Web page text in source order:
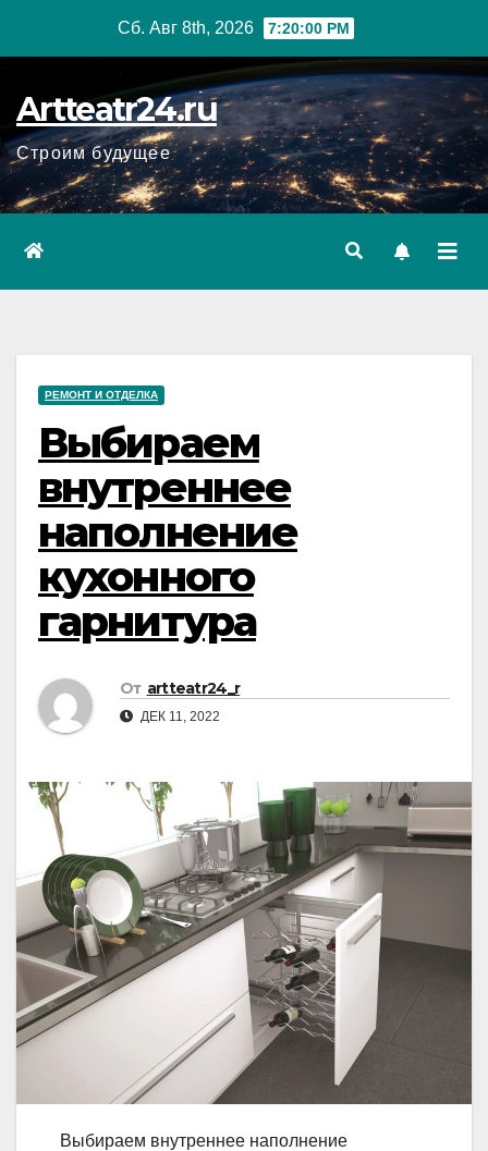
Сб. Авг 8th, 2026 7:20:02 PM
Artteatr24.ru
Строим будущее
РЕМОНТ И ОТДЕЛКА
Выбираем
внутреннее
наполнение
кухонного
гарнитура
От artteatr24_r
ДЕК 11, 2022
Выбираем внутреннее наполнение